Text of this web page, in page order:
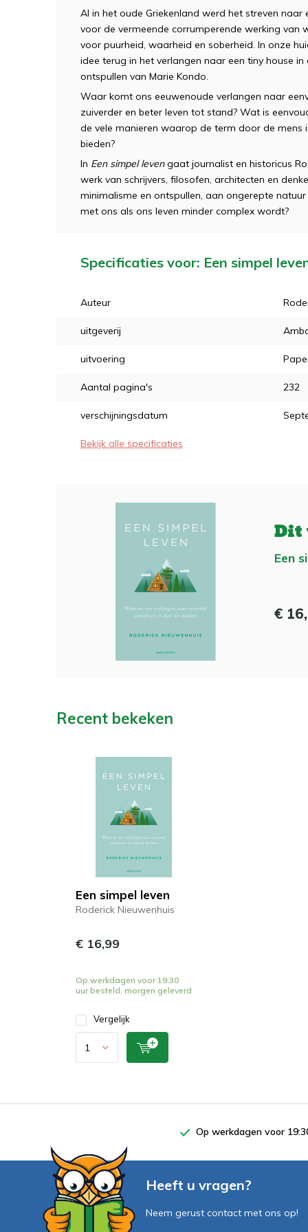
Al in het oude Griekenland werd het streven
voor de vermeende corrumperende werking van
voor puurheid, waarheid en soberheid. In onze
idee terug in het verlangen naar een tiny house
ontspullen van Marie Kondo.
Waar komt ons eeuwenoude verlangen naar
zuiverder en beter leven tot stand? Wat is
de vele manieren waarop de term door de mens
bieden?
In Een simpel levengaat journalist en historicus
werk van schrijvers, filosofen, architecten en
minimalisme en ontspullen, aan ongerepte
met ons als ons leven minder complex wordt?
Specificaties voor: Een simpel
Auteur
uitgeverij
uitvoering
Aantal pagina's 232
verschijningsdatum
Bekijk alle specificaties
Dit
Een
€
Recent bekeken
Een simpel leven
Roderick Nieuwenhuis
€ 16,99
Op werkdagen voor 19:30
uur besteld, morgen geleverd
Vergelijk
Op werkdagen voor
Heeft u vragen?
Neem gerust contact met ons op!